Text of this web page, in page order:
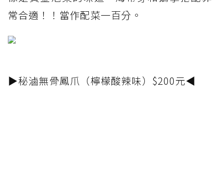
常合適！！當作配菜一百分。
▶秘滷無骨鳳爪（檸檬酸辣味）$200元◀